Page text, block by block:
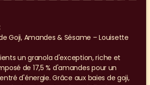
Goji, Amandes & Sésame – Louisette
un granola d'exception, riche et
de 17,5 % d'amandes pour un
d'énergie. Grâce aux baies de goji,